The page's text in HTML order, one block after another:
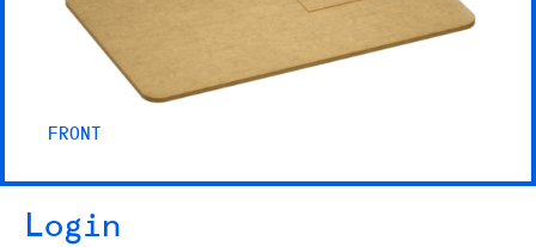
FRONT
Login